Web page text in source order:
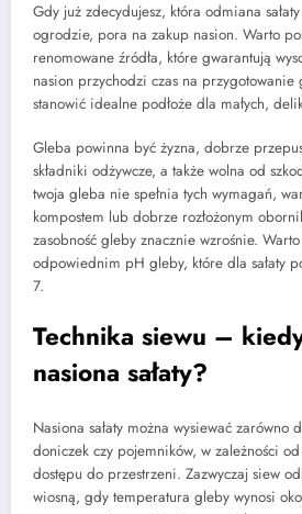
Gdy już zdecydujesz, która odmiana
ogrodzie, pora na zakup nasion. Warto
renomowane źródła, które gwarantują
nasion przychodzi czas na przygotowanie
stanowić idealne podłoże dla małych,
Gleba powinna być żyzna, dobrze
składniki odżywcze, a także wolna od
twoja gleba nie spełnia tych wymagań,
kompostem lub dobrze rozłożonym
zasobność gleby znacznie wzrośnie.
odpowiednim pH gleby, które dla sałaty
7.
Technika siewu –
nasiona sałaty?
Nasiona sałaty można wysiewać zarówno
doniczek czy pojemników, w zależności
dostępu do przestrzeni. Zazwyczaj siew
wiosną, gdy temperatura gleby wynosi